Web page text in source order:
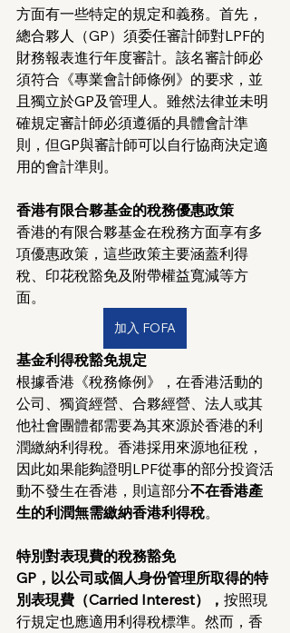
方面有一些特定的規定和義務。首先，
總合夥人（GP）須委任審計師對LPF的
財務報表進行年度審計。該名審計師必
須符合《專業會計師條例》的要求，並
且獨立於GP及管理人。雖然法律並未明
確規定審計師必須遵循的具體會計準
則，但GP與審計師可以自行協商決定適
用的會計準則。
香港有限合夥基金的稅務優惠政策
香港的有限合夥基金在稅務方面享有多
項優惠政策，這些政策主要涵蓋利得
稅、印花稅豁免及附帶權益寬減等方
面。
加入 FOFA
基金利得稅豁免規定
根據香港《稅務條例》，在香港活動的
公司、獨資經營、合夥經營、法人或其
他社會團體都需要為其來源於香港的利
潤繳納利得稅。香港採用來源地征稅，
因此如果能夠證明LPF從事的部分投資活
動不發生在香港，則這部分不在香港產
生的利潤無需繳納香港利得稅。
特別對表現費的稅務豁免
GP，以公司或個人身份管理所取得的特
別表現費（Carried Interest）， 按照現
行規定也應適用利得稅標準。然而，香